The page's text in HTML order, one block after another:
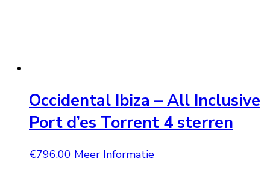
Occidental Ibiza – All Inclusive
Port d’es Torrent 4 sterren
€796.00 Meer Informatie